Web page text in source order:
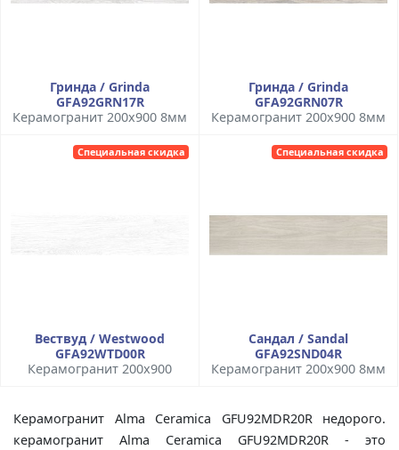
Гринда / Grinda
GFA92GRN17R
Керамогранит 200x900 8мм
Гринда / Grinda
GFA92GRN07R
Керамогранит 200x900 8мм
Специальная скидка
Вествуд / Westwood
GFA92WTD00R
Керамогранит 200x900
Специальная скидка
Сандал / Sandal
GFA92SND04R
Керамогранит 200x900 8мм
Керамогранит Alma Ceramica GFU92MDR20R недорого.
керамогранит Alma Ceramica GFU92MDR20R - это